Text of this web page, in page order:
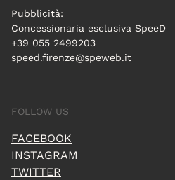
Pubblicità:
Concessionaria esclusiva SpeeD
+39 055 2499203
speed.firenze@speweb.it
FOLLOW US
FACEBOOK
INSTAGRAM
TWITTER